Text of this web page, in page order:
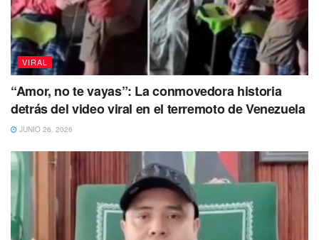
juntaron. Miguel Encalada aprovechaste a
mi hermana fuera de su vida, pero Dios no
duerme. Descansa en paz hermana te amo!“
No dejes de Leer
VIRAL
“Amor, no te vayas”: La conmovedora historia
detrás del video viral en el terremoto de Venezuela
JUNIO 26, 2026